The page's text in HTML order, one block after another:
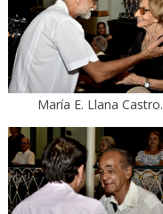
María E. Llana Castro.